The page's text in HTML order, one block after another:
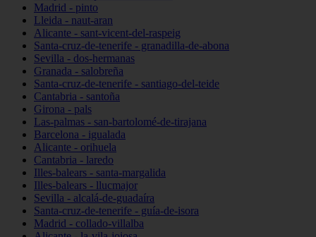
Madrid - pinto
Lleida - naut-aran
Alicante - sant-vicent-del-raspeig
Santa-cruz-de-tenerife - granadilla-de-abona
Sevilla - dos-hermanas
Granada - salobreña
Santa-cruz-de-tenerife - santiago-del-teide
Cantabria - santoña
Girona - pals
Las-palmas - san-bartolomé-de-tirajana
Barcelona - igualada
Alicante - orihuela
Cantabria - laredo
Illes-balears - santa-margalida
Illes-balears - llucmajor
Sevilla - alcalá-de-guadaíra
Santa-cruz-de-tenerife - guía-de-isora
Madrid - collado-villalba